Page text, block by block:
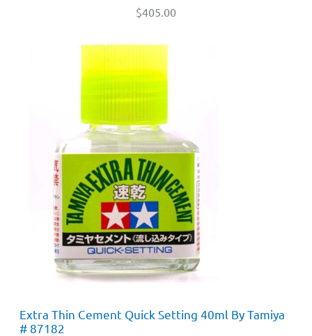
$405.00
Extra Thin Cement Quick Setting 40ml By Tamiya
# 87182